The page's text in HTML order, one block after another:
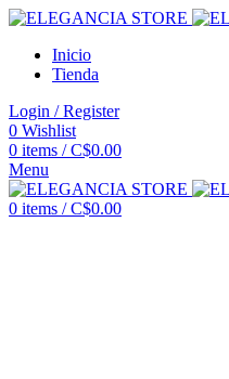
Inicio
Tienda
Login / Register
0 Wishlist
0 items / C$0.00
Menu
0 items / C$0.00